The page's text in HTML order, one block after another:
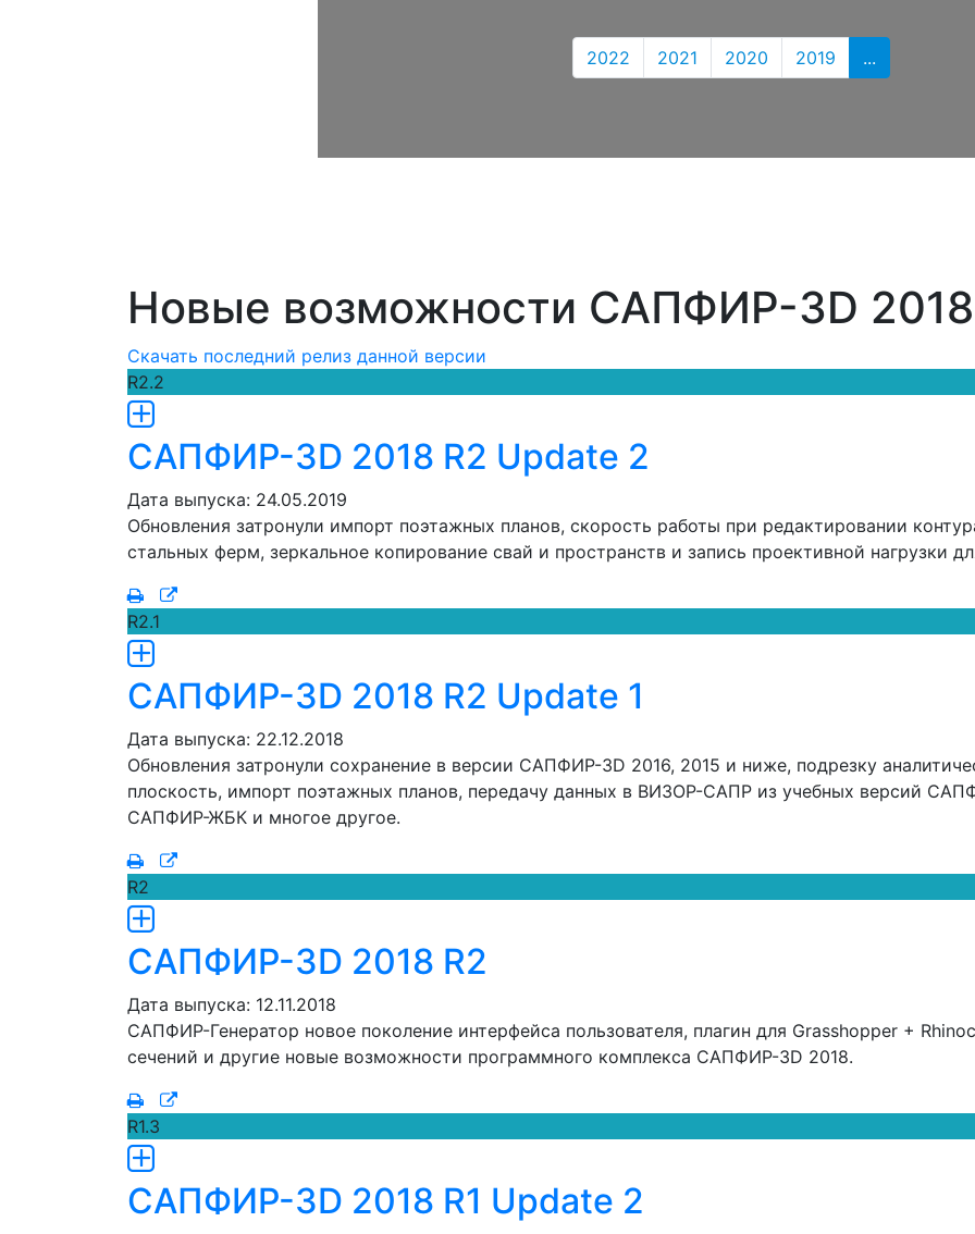
2022 2021 2020 2019 ...
Новые возможности САПФИР-3D 2018
Скачать последний релиз данной версии
R2.2
САПФИР-3D 2018 R2 Update 2
Дата выпуска: 24.05.2019
Обновления затронули импорт поэтажных планов, скорость работы при редактировании
стальных ферм, зеркальное копирование свай и пространств и запись проективной нагрузки
R2.1
САПФИР-3D 2018 R2 Update 1
Дата выпуска: 22.12.2018
Обновления затронули сохранение в версии САПФИР-3D 2016, 2015 и ниже, подрезку
плоскость, импорт поэтажных планов, передачу данных в ВИЗОР-САПР из учебных версий
САПФИР-ЖБК и многое другое.
R2
САПФИР-3D 2018 R2
Дата выпуска: 12.11.2018
САПФИР-Генератор новое поколение интерфейса пользователя, плагин для Grasshopper +
сечений и другие новые возможности программного комплекса САПФИР-3D 2018.
R1.3
САПФИР-3D 2018 R1 Update 2